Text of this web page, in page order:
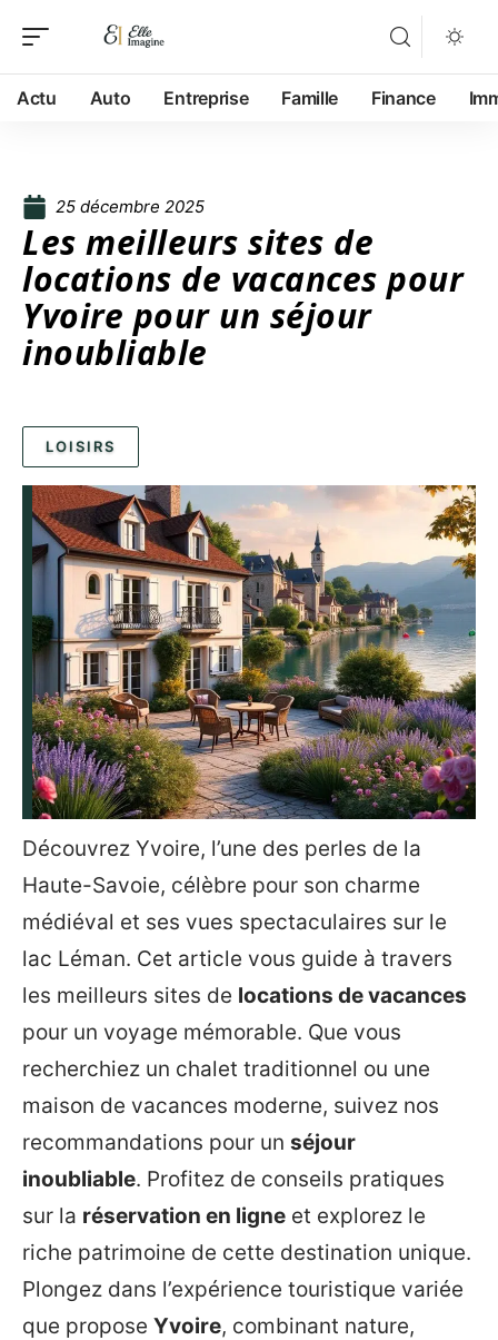
Actu Auto Entreprise Famille Finance
25 décembre 2025
Les meilleurs sites de
locations de vacances pour
Yvoire pour un séjour
inoubliable
LOISIRS
Découvrez Yvoire, l’une des perles de la
Haute-Savoie, célèbre pour son charme
médiéval et ses vues spectaculaires sur le
lac Léman. Cet article vous guide à travers
les meilleurs sites de locations de vacances
pour un voyage mémorable. Que vous
recherchiez un chalet traditionnel ou une
maison de vacances moderne, suivez nos
recommandations pour un séjour
inoubliable. Profitez de conseils pratiques
sur la réservation en ligne et explorez le
riche patrimoine de cette destination unique.
Plongez dans l’expérience touristique variée
que propose Yvoire, combinant nature,